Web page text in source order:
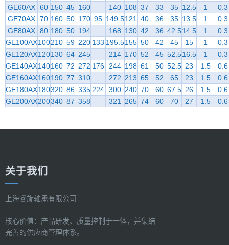
GE60AX 60 150 45 160 140 108 37 33 35 12.5 1
0.3
GE70AX 70 160 50 170 95 149.5121 40 36 35 13.5 1
0.3
GE80AX 80 180 50 194 168 130 42 36 42.514.5 1
0.3
GE100AX100210 59 220 133 195.5155 50 42 45 15 1
0.3
GE120AX120130 64 245 214 170 52 45 52.516.5 1
0.3
GE140AX140160 72 272 176 244 198 61 50 52.5 23 1.5
0.6
GE160AX160190 77 310 272 213 65 52 65 23 1.5
0.6
GE180AX180320 86 335 224 300 240 70 60 67.5 26 1.5
0.6
GE200AX200340 87 358 321 265 74 60 70 27 1.5 0.6
关于我们
上海睿旋轴承有限公司
核心价值：产品研发、质量控制于一体，并集结
完善的供应商管理体系。